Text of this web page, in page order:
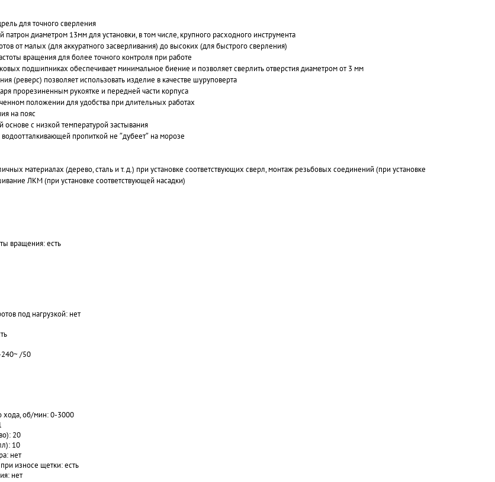
для точного сверления
диаметром 13мм для установки, в том числе, крупного расходного инструмента
от малых (для аккуратного засверливания) до высоких (для быстрого сверления)
вращения для более точного контроля при работе
подшипниках обеспечивает минимальное биение и позволяет сверлить отверстия диаметром от 3 мм
(реверс) позволяет использовать изделие в качестве шуруповерта
прорезиненным рукоятке и передней части корпуса
положении для удобства при длительных работах
на пояс
основе с низкой температурой застывания
пропиткой не ″дубеет″ на морозе
материалах (дерево, сталь и т. д.) при установке соответствующих сверл, монтаж резьбовых соединений (при установке
ЛКМ (при установке соответствующей насадки)
вращения: есть
под нагрузкой: нет
/50
хода, об/мин: 0-3000
20
10
нет
износе щетки: есть
нет